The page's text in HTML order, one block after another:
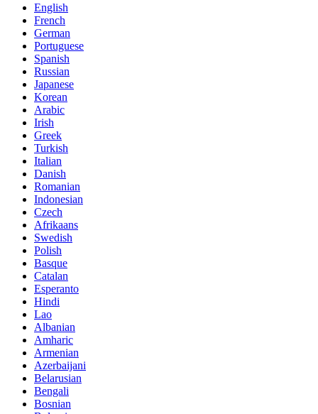
English
French
German
Portuguese
Spanish
Russian
Japanese
Korean
Arabic
Irish
Greek
Turkish
Italian
Danish
Romanian
Indonesian
Czech
Afrikaans
Swedish
Polish
Basque
Catalan
Esperanto
Hindi
Lao
Albanian
Amharic
Armenian
Azerbaijani
Belarusian
Bengali
Bosnian